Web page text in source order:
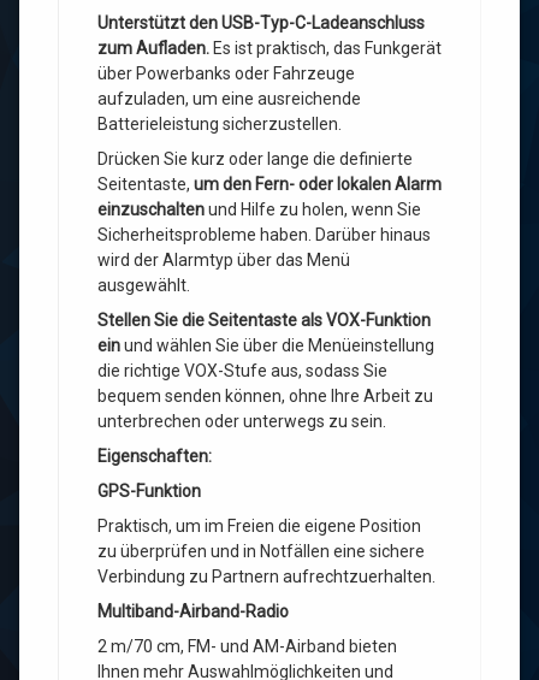
Unterstützt den USB-Typ-C-Ladeanschluss
zum Aufladen. Es ist praktisch, das Funkgerät
über Powerbanks oder Fahrzeuge
aufzuladen, um eine ausreichende
Batterieleistung sicherzustellen.
Drücken Sie kurz oder lange die definierte
Seitentaste, um den Fern- oder lokalen Alarm
einzuschaltenund Hilfe zu holen, wenn Sie
Sicherheitsprobleme haben. Darüber hinaus
wird der Alarmtyp über das Menü
ausgewählt.
Stellen Sie die Seitentaste als VOX-Funktion
einund wählen Sie über die Menüeinstellung
die richtige VOX-Stufe aus, sodass Sie
bequem senden können, ohne Ihre Arbeit zu
unterbrechen oder unterwegs zu sein.
Eigenschaften:
GPS-Funktion
Praktisch, um im Freien die eigene Position
zu überprüfen und in Notfällen eine sichere
Verbindung zu Partnern aufrechtzuerhalten.
Multiband-Airband-Radio
2 m/70 cm, FM- und AM-Airband bieten
Ihnen mehr Auswahlmöglichkeiten und